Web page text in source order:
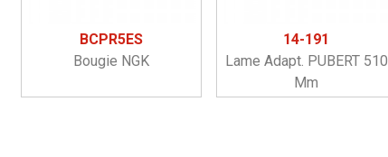
BCPR5ES
Bougie NGK
14-191
Lame Adapt. PUBERT 510
Mm